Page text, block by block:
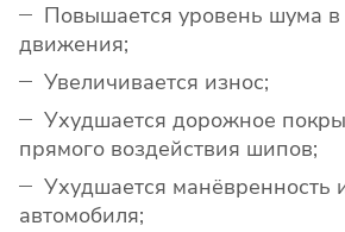
Повышается уровень шума в
движения;
Увеличивается износ;
Ухудшается дорожное
прямого воздействия шипов;
Ухудшается манёвренность
автомобиля;